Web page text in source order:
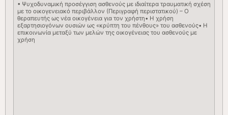
• Ψυχοδυναμική προσέγγιση ασθενούς με ιδιαίτερα τραυματική σχέση
με το οικογενειακό περιβάλλον (Περιγραφή περιστατικού) – Ο
θεραπευτής ως νέα οικογένεια για τον χρήστη• Η χρήση
εξαρτησιογόνων ουσιών ως «κρύπτη του πένθους» του ασθενούς• Η
επικοινωνία μεταξύ των μελών της οικογένειας του ασθενούς με
χρήση